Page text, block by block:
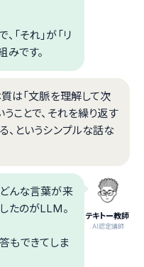
「それ」が「リ
みです。
は「文脈を理解して次
ことで、それを繰り返す
、というシンプルな話な
テキトー教師
.AI認定講師
どんな言葉が来
たのがLLM。
もできてしま